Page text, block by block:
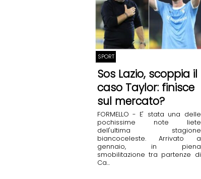
SPORT
Sos Lazio, scoppia il
caso Taylor: finisce
sul mercato?
FORMELLO - E' stata una delle
pochissime note liete
dell'ultima stagione
biancoceleste. Arrivato a
gennaio, in piena
smobilitazione tra partenze di
Ca...